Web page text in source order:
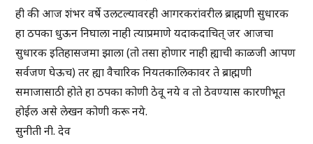
ही की आज शंभर वर्षे उलटल्यावरही आगरकरांवरील ब्राह्मणी सुधारक
हा ठपका धुऊन निघाला नाही त्याप्रमाणे यदाकदाचित् जर आजचा
सुधारक इतिहासजमा झाला (तो तसा होणार नाही ह्याची काळजी आपण
सर्वजण घेऊच) तर ह्या वैचारिक नियतकालिकावर ते ब्राह्मणी
समाजासाठी होते हा ठपका कोणी ठेवू नये व तो ठेवण्यास कारणीभूत
होईल असे लेखन कोणी करू नये.
सुनीती नी. देव